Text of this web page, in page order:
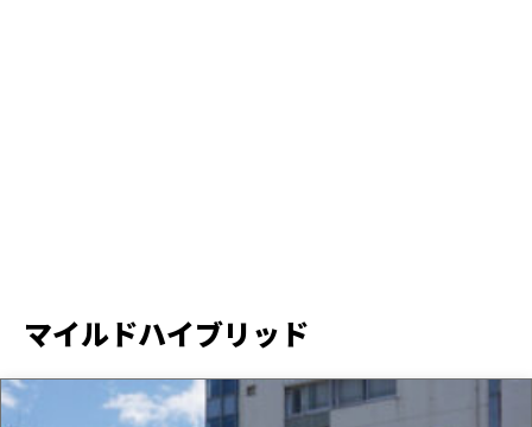
マイルドハイブリッド